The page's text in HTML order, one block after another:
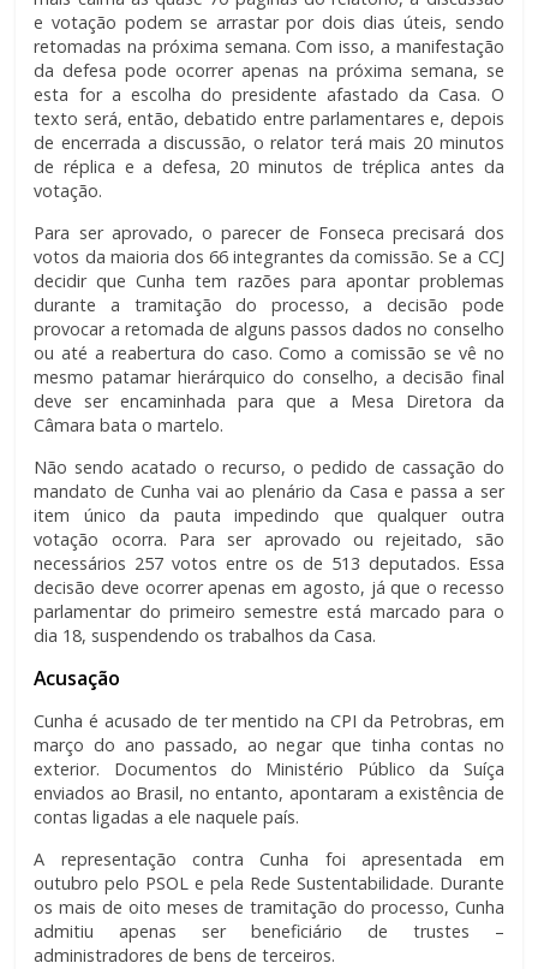
e votação podem se arrastar por dois dias úteis, sendo
retomadas na próxima semana. Com isso, a manifestação
da defesa pode ocorrer apenas na próxima semana, se
esta for a escolha do presidente afastado da Casa. O
texto será, então, debatido entre parlamentares e, depois
de encerrada a discussão, o relator terá mais 20 minutos
de réplica e a defesa, 20 minutos de tréplica antes da
votação.
Para ser aprovado, o parecer de Fonseca precisará dos
votos da maioria dos 66 integrantes da comissão. Se a CCJ
decidir que Cunha tem razões para apontar problemas
durante a tramitação do processo, a decisão pode
provocar a retomada de alguns passos dados no conselho
ou até a reabertura do caso. Como a comissão se vê no
mesmo patamar hierárquico do conselho, a decisão final
deve ser encaminhada para que a Mesa Diretora da
Câmara bata o martelo.
Não sendo acatado o recurso, o pedido de cassação do
mandato de Cunha vai ao plenário da Casa e passa a ser
item único da pauta impedindo que qualquer outra
votação ocorra. Para ser aprovado ou rejeitado, são
necessários 257 votos entre os de 513 deputados. Essa
decisão deve ocorrer apenas em agosto, já que o recesso
parlamentar do primeiro semestre está marcado para o
dia 18, suspendendo os trabalhos da Casa.
Acusação
Cunha é acusado de ter mentido na CPI da Petrobras, em
março do ano passado, ao negar que tinha contas no
exterior. Documentos do Ministério Público da Suíça
enviados ao Brasil, no entanto, apontaram a existência de
contas ligadas a ele naquele país.
A representação contra Cunha foi apresentada em
outubro pelo PSOL e pela Rede Sustentabilidade. Durante
os mais de oito meses de tramitação do processo, Cunha
admitiu apenas ser beneficiário de trustes –
administradores de bens de terceiros.